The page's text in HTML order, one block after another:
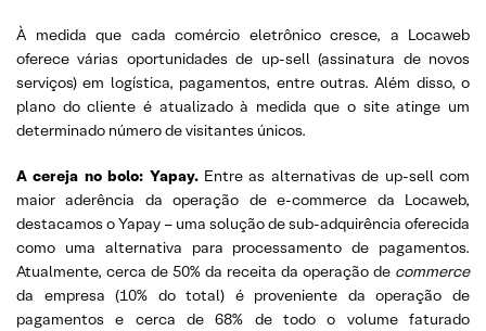
À medida que cada comércio eletrônico cresce, a Locaweb
oferece várias oportunidades de up-sell (assinatura de novos
serviços) em logística, pagamentos, entre outras. Além disso, o
plano do cliente é atualizado à medida que o site atinge um
determinado número de visitantes únicos.
A cereja no bolo: Yapay. Entre as alternativas de up-sell com
maior aderência da operação de e-commerce da Locaweb,
destacamos o Yapay – uma solução de sub-adquirência oferecida
como uma alternativa para processamento de pagamentos.
Atualmente, cerca de 50% da receita da operação de commerce
da empresa (10% do total) é proveniente da operação de
pagamentos e cerca de 68% de todo o volume faturado